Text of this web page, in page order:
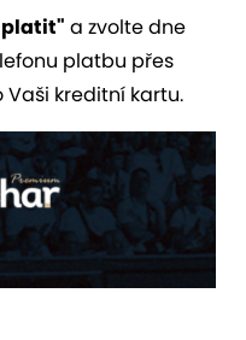
a zvolte dne
platbu přes
Vaši kreditní kartu.